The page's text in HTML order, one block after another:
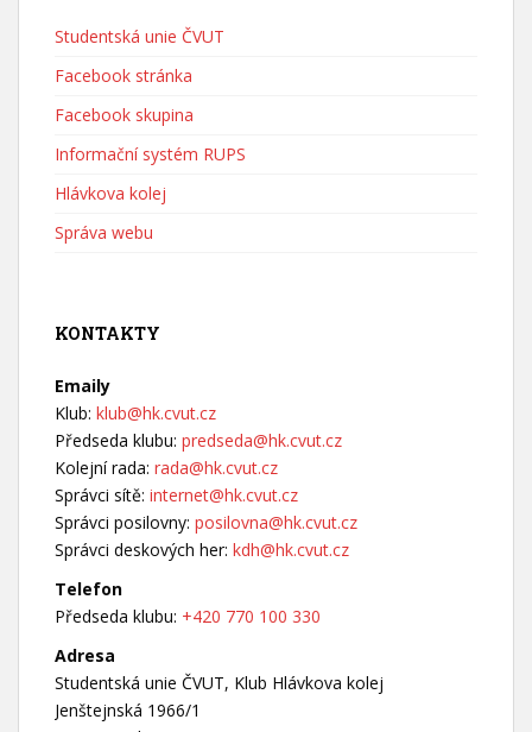
Studentská unie ČVUT
Facebook stránka
Facebook skupina
Informační systém RUPS
Hlávkova kolej
Správa webu
KONTAKTY
Emaily
Klub: klub@hk.cvut.cz
Předseda klubu: predseda@hk.cvut.cz
Kolejní rada: rada@hk.cvut.cz
Správci sítě: internet@hk.cvut.cz
Správci posilovny: posilovna@hk.cvut.cz
Správci deskových her: kdh@hk.cvut.cz
Telefon
Předseda klubu: +420 770 100 330
Adresa
Studentská unie ČVUT, Klub Hlávkova kolej
Jenštejnská 1966/1